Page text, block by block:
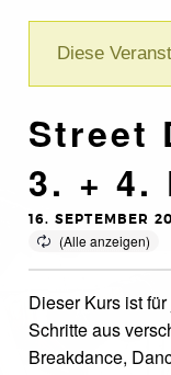
Diese
Street
3. + 4.
16. SEPTEMBER
Dieser Kurs ist
Schritte aus
Breakdance,